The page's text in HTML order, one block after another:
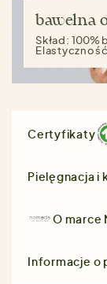
bawełna
Skład:100%
Certyfikaty
Pielęgnacja i
O marce
Informacje o